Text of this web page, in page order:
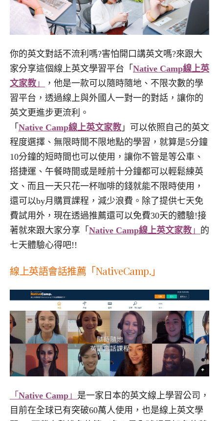
你的英文對話不流利嗎?害怕開口講英文嗎?來跟大
家分享這個線上英文學習平台「 Native Camp線上英
文家教 」
，他是一款可以隨時隨地、不限次數的學
習平台，透過線上與外國人一對一的對話，讓你的
英文更進步更流利。
「 Native Camp線上英文家教 」可以依照自己的英文
程度選擇、無限時間不限地點的學習，就算是5分鐘
10分鐘的短時間也可以使用，讓你不管是等公車、
搭捷運、午餐時間或是睡前十分鐘都可以輕鬆練英
文、而且一天只花一杯咖啡的錢就能不限時使用，
還可以by月購買課程，減少浪費。除了提供七天免
費試用外，現在透過推薦還可以免費30天的體驗!接
著就來跟大家分享「 Native Camp線上英文家教 」 的
七天體驗心得吧!!
線上英語會話推薦「NativeCamp.」
「 Native Camp 」 是一家日本的英文線上學習公司，
目前在全球已有突破60萬人使用，也是線上英文學